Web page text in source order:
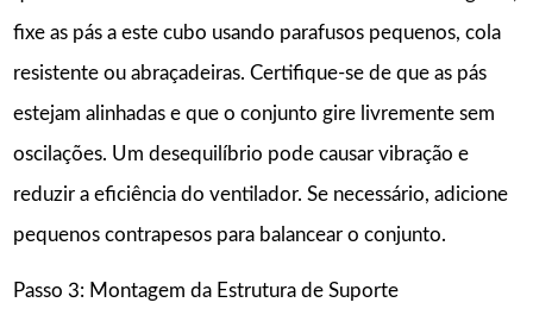
fixe as pás a este cubo usando parafusos pequenos, cola
resistente ou abraçadeiras. Certifique-se de que as pás
estejam alinhadas e que o conjunto gire livremente sem
oscilações. Um desequilíbrio pode causar vibração e
reduzir a eficiência do ventilador. Se necessário, adicione
pequenos contrapesos para balancear o conjunto.
Passo 3: Montagem da Estrutura de Suporte